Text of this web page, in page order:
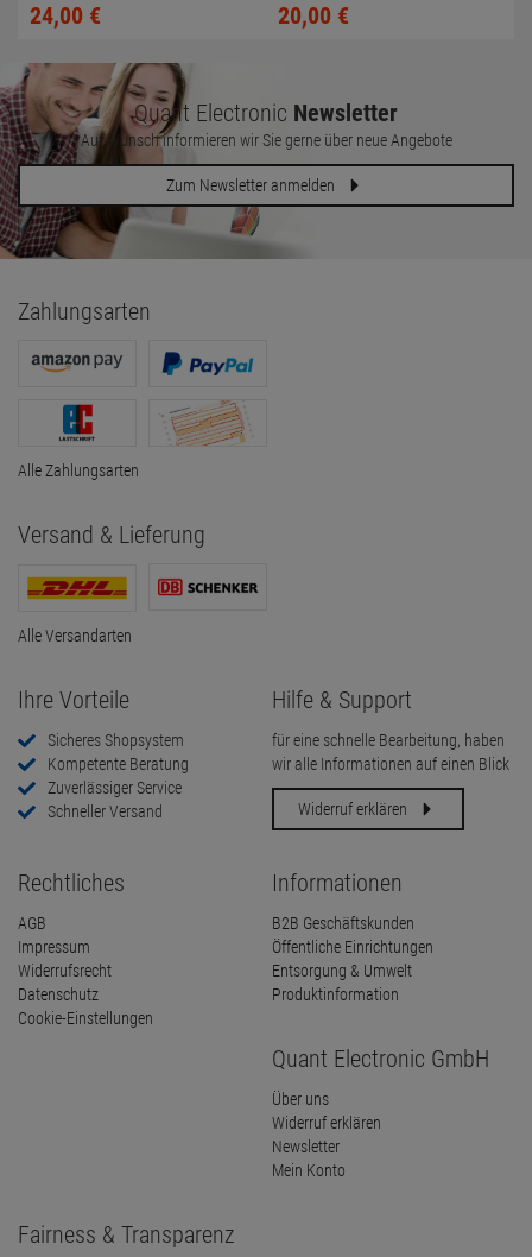
24,00 € 20,00 €
Quant Electronic Newsletter
Auf Wunsch informieren wir Sie gerne über neue Angebote
Zum Newsletter anmelden
Zahlungsarten
Alle Zahlungsarten
Versand & Lieferung
Alle Versandarten
Ihre Vorteile
Sicheres Shopsystem
Kompetente Beratung
Zuverlässiger Service
Schneller Versand
Hilfe & Support
für eine schnelle Bearbeitung, haben
wir alle Informationen auf einen Blick
Widerruf erklären
Rechtliches
AGB
Impressum
Widerrufsrecht
Datenschutz
Cookie-Einstellungen
Informationen
B2B Geschäftskunden
Öffentliche Einrichtungen
Entsorgung & Umwelt
Produktinformation
Quant Electronic GmbH
Über uns
Widerruf erklären
Newsletter
Mein Konto
Fairness & Transparenz